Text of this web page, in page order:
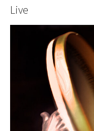
Live
Show larger version for: